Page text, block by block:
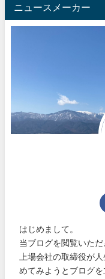
ニュースメーカー
はじめまして。
当ブログを閲覧いただ
上場会社の取締役が
めてみようとブログを